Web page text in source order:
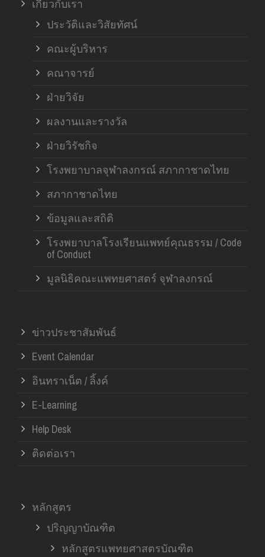
เกี่ยวกับเรา
ประวัติและวิสัยทัศน์
คณะผู้บริหาร
คณาจารย์
ฝ่ายวิจัย
ผลงานและรางวัล
ฝ่ายวิรัชกิจ
โรงพยาบาลจุฬาลงกรณ์ สภากาชาดไทย
สภากาชาดไทย
ข้อมูลและสถิติ
โรงพยาบาลโรงเรียนแพทย์คุณธรรม / Code
of Conduct
มูลนิธิคณะแพทยศาสตร์ จุฬาลงกรณ์
ข่าวประชาสัมพันธ์
Event Calendar
อินทราเน็ต / ลิ้งค์
E-Learning
Help Desk
ติดต่อเรา
หลักสูตร
ปริญญาบัณฑิต
หลักสูตรแพทยศาสตรบัณฑิต